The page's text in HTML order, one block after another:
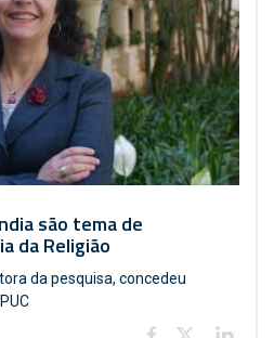
são tema de
da Religião
da pesquisa, concedeu